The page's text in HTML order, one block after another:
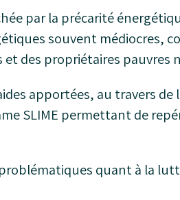
par la précarité
souvent médiocres,
des propriétaires pauvres
apportées, au travers de
SLIME permettant de
quant à la